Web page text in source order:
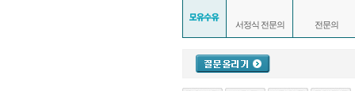
서정식 전문의 전문의